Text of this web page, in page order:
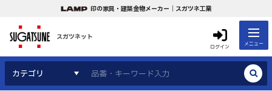
印の家具・建築金物メーカー｜スガツネ工業
スガツネット
ログイン メニュー
カテゴリ